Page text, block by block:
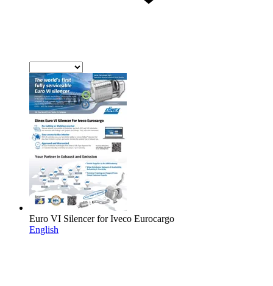
Euro VI Silencer for Iveco Eurocargo
English